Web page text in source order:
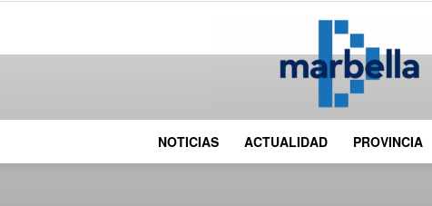
DMarbella
NOTICIAS ACTUALIDAD PROVINCIA